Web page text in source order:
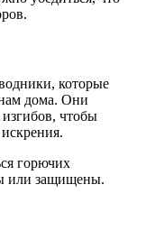
которые
дома. Они
чтобы
горючих
или защищены.